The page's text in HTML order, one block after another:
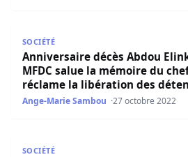
SOCIÉTÉ
Anniversaire décès Abdou
MFDC salue la mémoire du
réclame la libération des
Ange-Marie Sambou 27 octobre 2022
SOCIÉTÉ